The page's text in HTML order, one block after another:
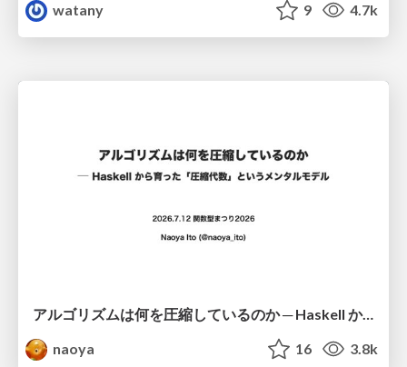
watany
9 4.7k
アルゴリズムは何を圧縮しているのか ─ Haskell から育った「圧縮代数」というメンタルモデル
naoya
16 3.8k